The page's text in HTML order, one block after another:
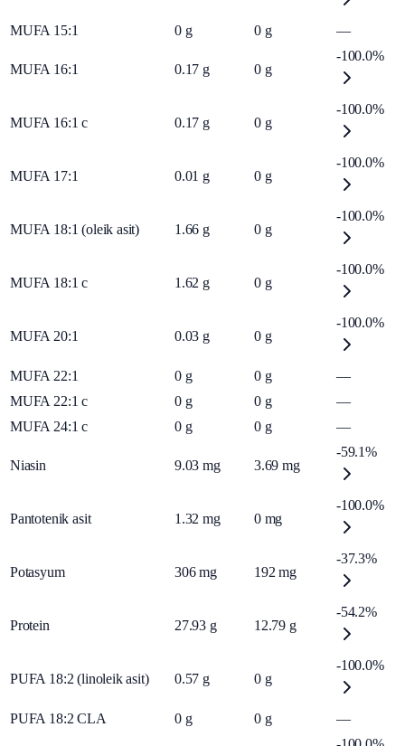
MUFA 15:1 0 g 0 g —
MUFA 16:1 0.17 g 0 g
-100.0%
MUFA 16:1 c 0.17 g 0 g
-100.0%
MUFA 17:1 0.01 g 0 g
-100.0%
MUFA 18:1 (oleik asit) 1.66 g 0 g
-100.0%
MUFA 18:1 c 1.62 g 0 g
-100.0%
MUFA 20:1 0.03 g 0 g
-100.0%
MUFA 22:1 0 g 0 g
—
MUFA 22:1 c
0 g 0 g
—
MUFA 24:1 c
0 g 0 g —
Niasin 9.03 mg 3.69 mg
-59.1%
Pantotenik asit 1.32 mg 0 mg
-100.0%
Potasyum 306 mg 192 mg
-37.3%
Protein 27.93 g 12.79 g
-54.2%
PUFA 18:2 (linoleik asit) 0.57 g 0 g
-100.0%
PUFA 18:2 CLA 0 g 0 g
—